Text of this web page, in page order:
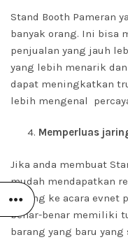
Stand Booth Pameran
banyak orang. Ini bisa
penjualan yang jauh
yang lebih menarik
dapat meningkatkan
lebih mengenal
Memperluas
Jika anda membuat
mudah mendapatkan
datang ke acara evnet
benar-benar memiliki
barang yang baru yang